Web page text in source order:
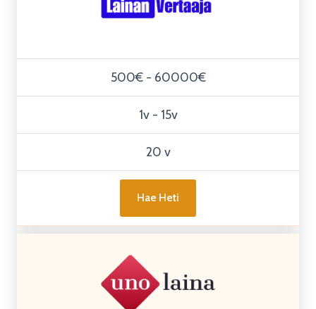
500€ - 60000€
1v - 15v
20 v
Hae Heti